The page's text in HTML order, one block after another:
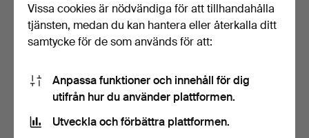
SATSOM BORD, TRE
DELAR, EK.
SOHOBORD I FÖRGYLLD
METALL I TVÅ NIVÅER.
4 dagar
Vissa cookies är nödvändiga för att tillhandahålla
tjänsten, medan du kan hantera eller återkalla ditt
samtycke för de som används för att:
Anpassa funktioner och innehåll för dig
utifrån hur du använder plattformen.
Utveckla och förbättra plattformen.